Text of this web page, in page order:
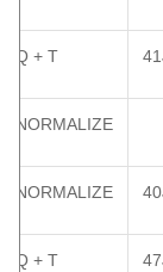
Q + T
NORMALIZE
NORMALIZE
Q + T